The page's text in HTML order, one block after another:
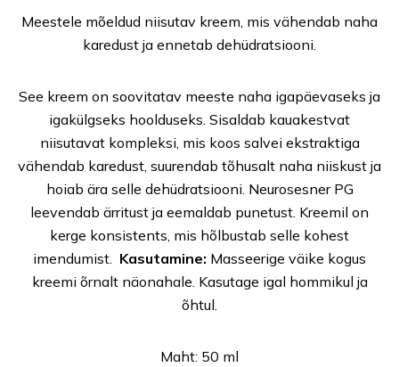
Meestele mõeldud niisutav kreem, mis vähendab naha
karedust ja ennetab dehüdratsiooni.
See kreem on soovitatav meeste naha igapäevaseks ja
igakülgseks hoolduseks. Sisaldab kauakestvat
niisutavat kompleksi, mis koos salvei ekstraktiga
vähendab karedust, suurendab tõhusalt naha niiskust ja
hoiab ära selle dehüdratsiooni. Neurosesner PG
leevendab ärritust ja eemaldab punetust. Kreemil on
kerge konsistents, mis hõlbustab selle kohest
imendumist. Kasutamine: Masseerige väike kogus
kreemi õrnalt näonahale. Kasutage igal hommikul ja
õhtul.
Maht: 50 ml